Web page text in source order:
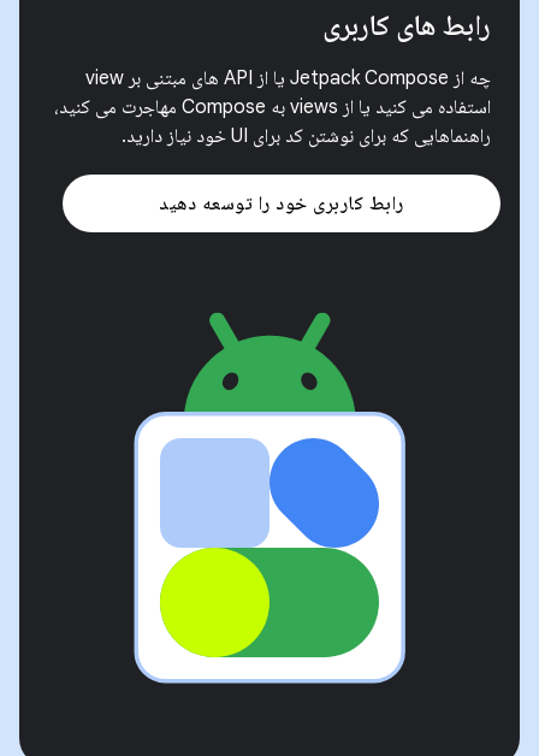
رابط های کاربری
چه از Jetpack Compose یا از API های مبتنی بر view
استفاده می کنید یا از views به Compose مهاجرت می کنید،
راهنماهایی که برای نوشتن کد برای UI خود نیاز دارید.
رابط کاربری خود را توسعه دهید